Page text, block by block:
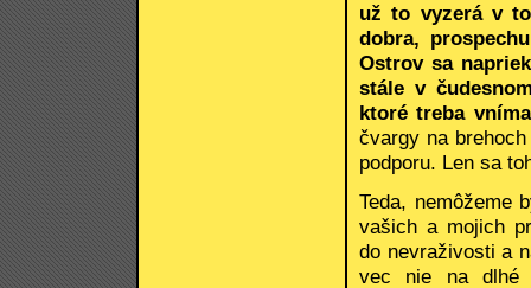
už to vyzerá v
dobra,
Ostrov sa
stále v
ktoré treba
čvargy na
podporu. Len sa
Teda, nemôžeme
vašich a mojich
do nevraživosti a
vec nie na dlhé